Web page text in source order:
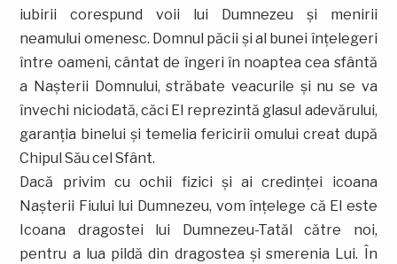
iubirii corespund voii lui Dumnezeu şi menirii
neamului omenesc. Domnul păcii şi al bunei înţelegeri
între oameni, cântat de îngeri în noaptea cea sfântă
a Naşterii Domnului, străbate veacurile şi nu se va
învechi niciodată, căci El reprezintă glasul adevărului,
garanţia binelui şi temelia fericirii omului creat după
Chipul Său cel Sfânt.
Dacă privim cu ochii fizici şi ai credinţei icoana
Naşterii Fiului lui Dumnezeu, vom înţelege că El este
Icoana dragostei lui Dumnezeu-Tatăl către noi,
pentru a lua pildă din dragostea şi smerenia Lui. În